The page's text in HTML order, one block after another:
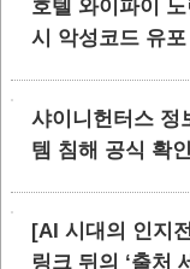
호텔 와이파이
시 악성코드 유포
샤이니헌터스 정
템 침해 공식 확인
[AI 시대의 인지
링크 뒤의 ‘출처